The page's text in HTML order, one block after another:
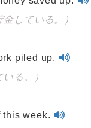
金している。）
piled up.
る。）
this week.